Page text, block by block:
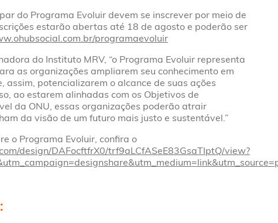
do Programa Evoluir devem se inscrever por meio de
estarão abertas até 18 de agosto e poderão ser
programaevoluir
do Instituto MRV, “o Programa Evoluir representa
as organizações ampliarem seu conhecimento em
assim, potencializarem o alcance de suas ações
ao estarem alinhadas com os Objetivos de
da ONU, essas organizações poderão atrair
da visão de um futuro mais justo e sustentável.”
o Programa Evoluir, confira o
design/DAFocftfrX0/trf9aLCfASeE83GsaTIptQ/view?